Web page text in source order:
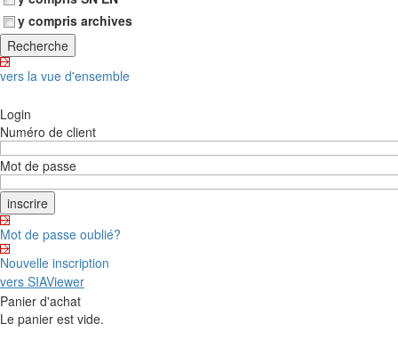
y compris archives
vers la vue d'ensemble
Login
Numéro de client
Mot de passe
Mot de passe oublié?
Nouvelle inscription
vers SIAViewer
Panier d'achat
Le panier est vide.